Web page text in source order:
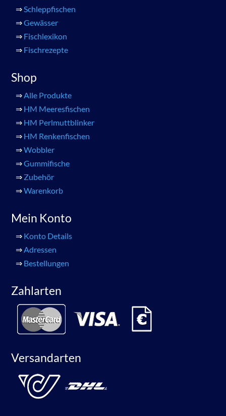
⇒Schleppfischen
⇒Gewässer
⇒ Fischlexikon
⇒ Fischrezepte
Shop
⇒Alle Produkte
⇒ HM Meeresfischen
⇒ HM Perlmuttblinker
⇒ HM Renkenfischen
⇒Wobbler
⇒Gummifische
⇒ Zubehör
⇒Warenkorb
Mein Konto
⇒ Konto Details
⇒Adressen
⇒ Bestellungen
Zahlarten
Versandarten